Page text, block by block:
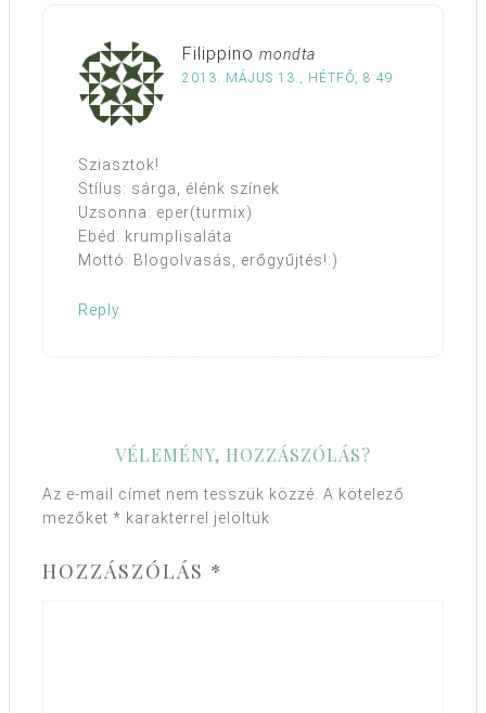
Filippino mondta
2013. MÁJUS 13., HÉTFŐ, 8:49
Sziasztok!
Stílus: sárga, élénk színek
Uzsonna: eper(turmix)
Ebéd: krumplisaláta
Mottó: Blogolvasás, erőgyűjtés!:)
Reply
VÉLEMÉNY, HOZZÁSZÓLÁS?
Az e-mail címet nem tesszük közzé. A kötelező
mezőket * karakterrel jelöltük
HOZZÁSZÓLÁS *